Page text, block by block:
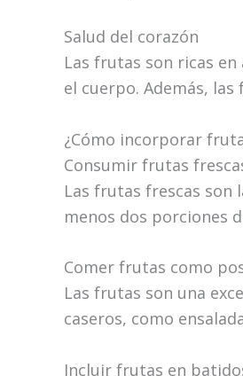
Salud del corazón
Las frutas son ricas
el cuerpo. Además,
¿Cómo incorporar
Consumir frutas
Las frutas frescas son
menos dos porciones
Comer frutas como
Las frutas son una
caseros, como
Incluir frutas en